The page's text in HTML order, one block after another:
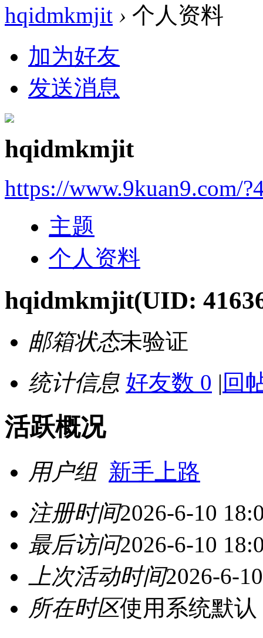
hqidmkmjit › 个人资料
加为好友
发送消息
hqidmkmjit
https://www.9kuan9.com/
主题
个人资料
hqidmkmjit(UID:
邮箱状态未验证
统计信息 好友数 0 | 回
活跃概况
用户组 新手上路
注册时间2026-6-10
最后访问2026-6-10
上次活动时间2026-6-
所在时区使用系统默认